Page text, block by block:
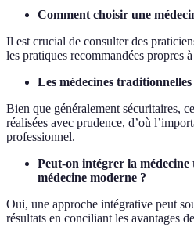
Comment choisir une
Il est crucial de consulter des
les pratiques recommandées propres
Les médecines
Bien que généralement sécuritaires,
réalisées avec prudence, d’où
professionnel.
Peut-on intégrer la
médecine moderne ?
Oui, une approche intégrative peut
résultats en conciliant les avantages